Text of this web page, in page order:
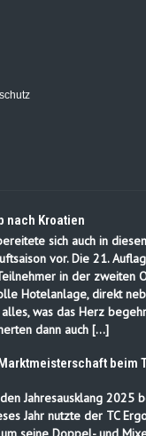
nach Kroatien
sich auch in
vor. Die 21.
in der zweiten
Hotelanlage, direkt
alles, was das Herz
dann auch […]
beim
Jahresausklang 2025
Jahr nutzte der TC